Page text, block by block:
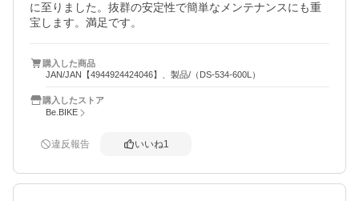
に至りました。抜群の安定性で簡単なメンテナンスにも重
宝します。満足です。
購入した商品
JAN/JAN【4944924424046】、製品/（DS-534-600L）
購入したストア
Be.BIKE
違反報告 いいね1